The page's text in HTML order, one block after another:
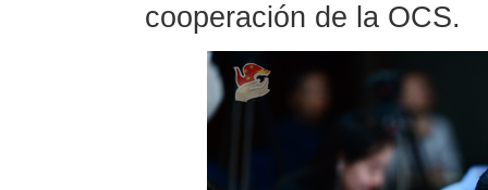
cooperación de la OCS.